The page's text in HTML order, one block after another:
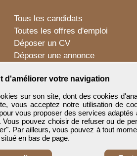
d'améliorer votre navigation
sur son site, dont des cookies
vous acceptez notre utilisation de
vous proposer des services adaptés
pouvez choisir de refuser ou de
Par ailleurs, vous pouvez à tout
en bas de page.
Tous les candidats
Toutes les offres d'emploi
Déposer un CV
Déposer une annonce